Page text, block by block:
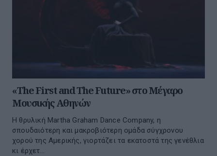
«The First and The Future» στο Μέγαρο
Μουσικής Αθηνών
Η θρυλική Martha Graham Dance Company, η
σπουδαιότερη και μακροβιότερη ομάδα σύγχρονου
χορού της Αμερικής, γιορτάζει τα εκατοστά της γενέθλια
κι έρχετ...